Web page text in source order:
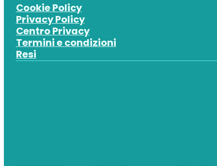
Cookie Policy
Privacy Policy
Centro Privacy
Termini e condizioni
Resi